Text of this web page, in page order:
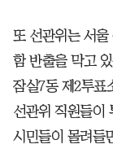
또 선관위는 서울
함 반출을 막고
잠실7동 제2투표
선관위 직원들이
시민들이 몰려들